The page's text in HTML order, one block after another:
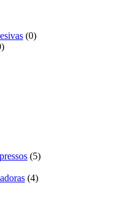
(0)
(5)
(4)